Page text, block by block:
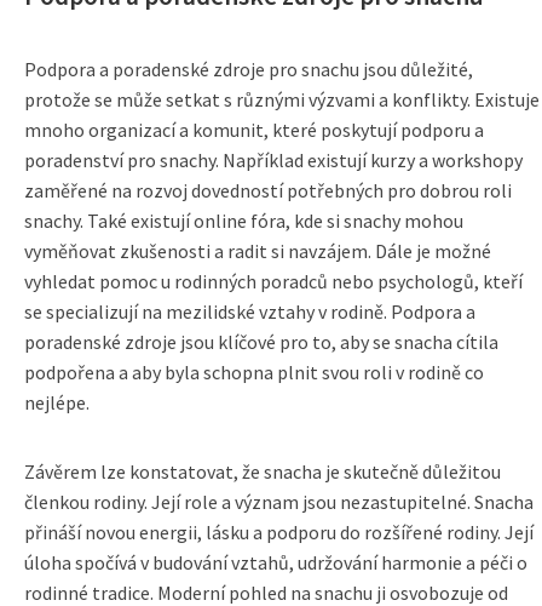
Podpora a poradenské zdroje pro snachu jsou důležité,
protože se může setkat s různými výzvami a konflikty. Existuje
mnoho organizací a komunit, které poskytují podporu a
poradenství pro snachy. Například existují kurzy a workshopy
zaměřené na rozvoj dovedností potřebných pro dobrou roli
snachy. Také existují online fóra, kde si snachy mohou
vyměňovat zkušenosti a radit si navzájem. Dále je možné
vyhledat pomoc u rodinných poradců nebo psychologů, kteří
se specializují na mezilidské vztahy v rodině. Podpora a
poradenské zdroje jsou klíčové pro to, aby se snacha cítila
podpořena a aby byla schopna plnit svou roli v rodině co
nejlépe.
Závěrem lze konstatovat, že snacha je skutečně důležitou
členkou rodiny. Její role a význam jsou nezastupitelné. Snacha
přináší novou energii, lásku a podporu do rozšířené rodiny. Její
úloha spočívá v budování vztahů, udržování harmonie a péči o
rodinné tradice. Moderní pohled na snachu ji osvobozuje od